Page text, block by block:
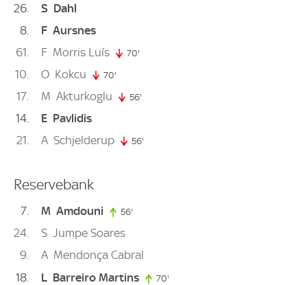
26 S Dahl
8
F Aursnes
61
F Morris Luís 70'
10 O Kokcu 70'
17 M Akturkoglu 56'
14 E Pavlidis
21
A Schjelderup 56'
Reservebank
7 M Amdouni 56'
24 S Jumpe Soares
9
A Mendonça Cabral
18
L Barreiro Martins 70'